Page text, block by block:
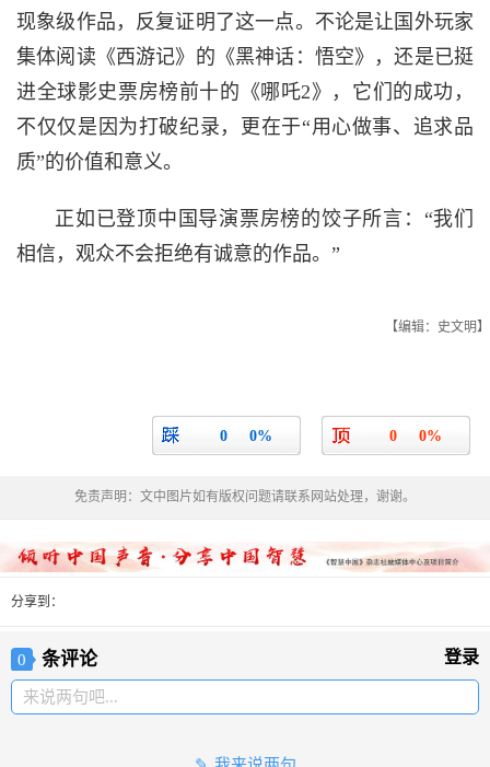
现象级作品，反复证明了这一点。不论是让国外玩家
集体阅读《西游记》的《黑神话：悟空》，还是已挺
进全球影史票房榜前十的《哪吒2》，它们的成功，
不仅仅是因为打破纪录，更在于“用心做事、追求品
质”的价值和意义。
正如已登顶中国导演票房榜的饺子所言：“我们
相信，观众不会拒绝有诚意的作品。”
【编辑：史文明】
0 0%
0 0%
免责声明：文中图片如有版权问题请联系网站处理，谢谢。
分享到：
0 条评论 登录
来说两句吧...